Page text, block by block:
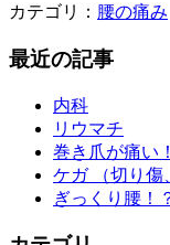
カテゴリ： 腰の痛み
最近の記事
内科
リウマチ
巻き爪が痛い！
ケガ （切り傷
ぎっくり腰！